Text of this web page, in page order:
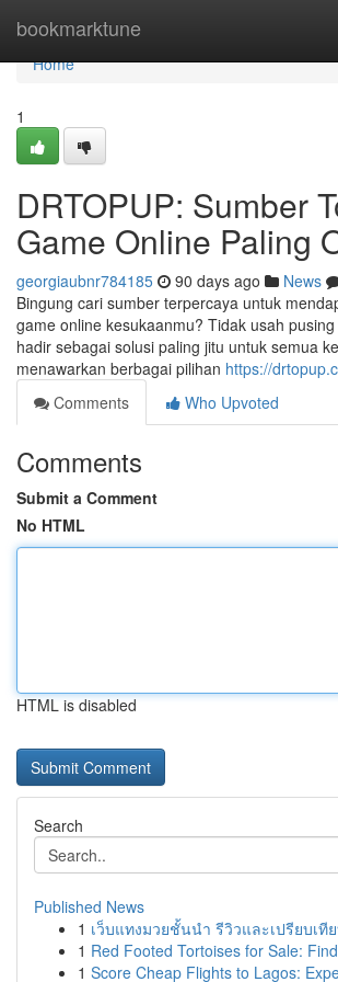
bookmarktune
Home
Home
1
DRTOPUP: Sumber
Game Online Paling
georgiaubnr784185 90 days ago News
Bingung cari sumber terpercaya untuk
game online kesukaanmu? Tidak usah
hadir sebagai solusi paling jitu untuk semua
menawarkan berbagai pilihan https://
Comments
Who Upvoted
Comments
Submit a Comment
No HTML
HTML is disabled
Search
Published News
1 เว็บแทงมวยชั้นนำ รีวิวและเปรียบเที
1 Red Footed Tortoises for Sale:
1 Score Cheap Flights to Lagos: